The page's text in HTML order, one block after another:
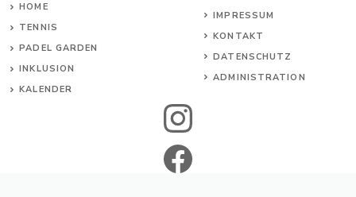
HOME
TENNIS
PADEL GARDEN
INKLUSION
KALENDER
IMPRESSUM
KONTAKT
DATENSCHUTZ
ADMINISTRATION